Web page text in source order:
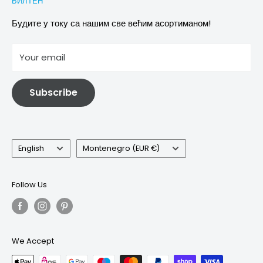
Images & references
Политика отказивања
Услови
Информације о електричној и електронској опреми
Будите у току са нашим све већим асортиманом!
Your email
Subscribe
Language
English Country/region
Montenegro (EUR €)
Follow Us
We Accept